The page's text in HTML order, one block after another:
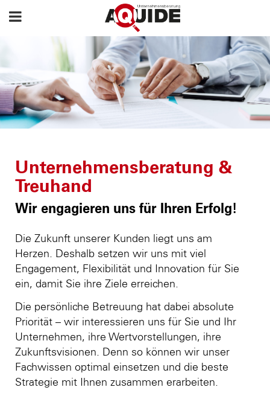
Unternehmensberatung &
Treuhand
Wir engagieren uns für Ihren Erfolg!
Die Zukunft unserer Kunden liegt uns am
Herzen. Deshalb setzen wir uns mit viel
Engagement, Flexibilität und Innovation für Sie
ein, damit Sie ihre Ziele erreichen.
Die persönliche Betreuung hat dabei absolute
Priorität – wir interessieren uns für Sie und Ihr
Unternehmen, ihre Wertvorstellungen, ihre
Zukunftsvisionen. Denn so können wir unser
Fachwissen optimal einsetzen und die beste
Strategie mit Ihnen zusammen erarbeiten.